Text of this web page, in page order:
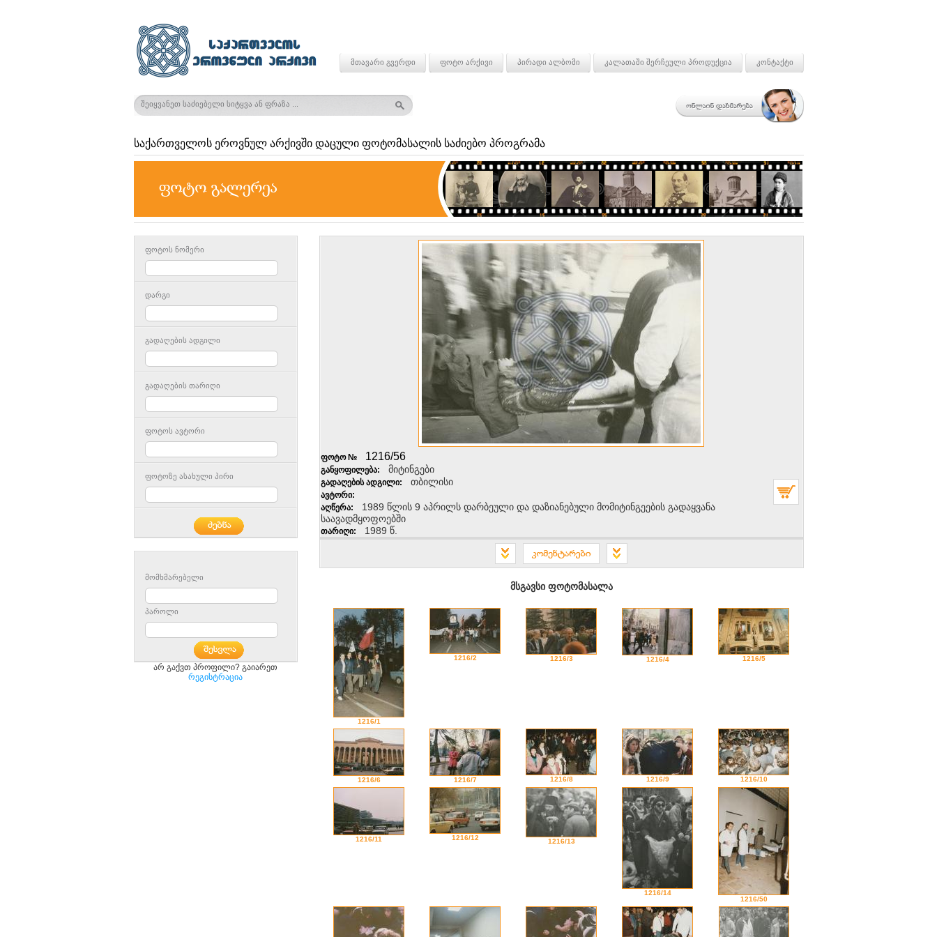
მთავარი გვერდი ფოტო არქივი პირადი ალბომი კალათაში შერჩეული პროდუქცია კონტაქტი
საქართველოს ეროვნულ არქივში დაცული ფოტომასალის საძიებო პროგრამა
ფოტოს ნომერი
დარგი
გადაღების ადგილი
გადაღების თარიღი
ფოტოს ავტორი
ფოტოზე ასახული პირი
მომხმარებელი
პაროლი
არ გაქვთ პროფილი? გაიარეთ
რეგისტრაცია
ფოტო № 1216/56
განყოფილება: მიტინგები
გადაღების ადგილი: თბილისი
ავტორი:
აღწერა:
1989 წლის 9 აპრილს დარბეული და დაზიანებული მომიტინგეების გადაყვანა
საავადმყოფოებში
თარიღი: 1989 წ.
კომენტარების დასატოვებლად გთხოვთ გაიაროთ ავტორიზაცია
მსგავსი ფოტომასალა
1216/1
1216/2 1216/3 1216/4 1216/5
1216/6 1216/7 1216/8 1216/9 1216/10
1216/11 1216/12 1216/13
1216/14
1216/50